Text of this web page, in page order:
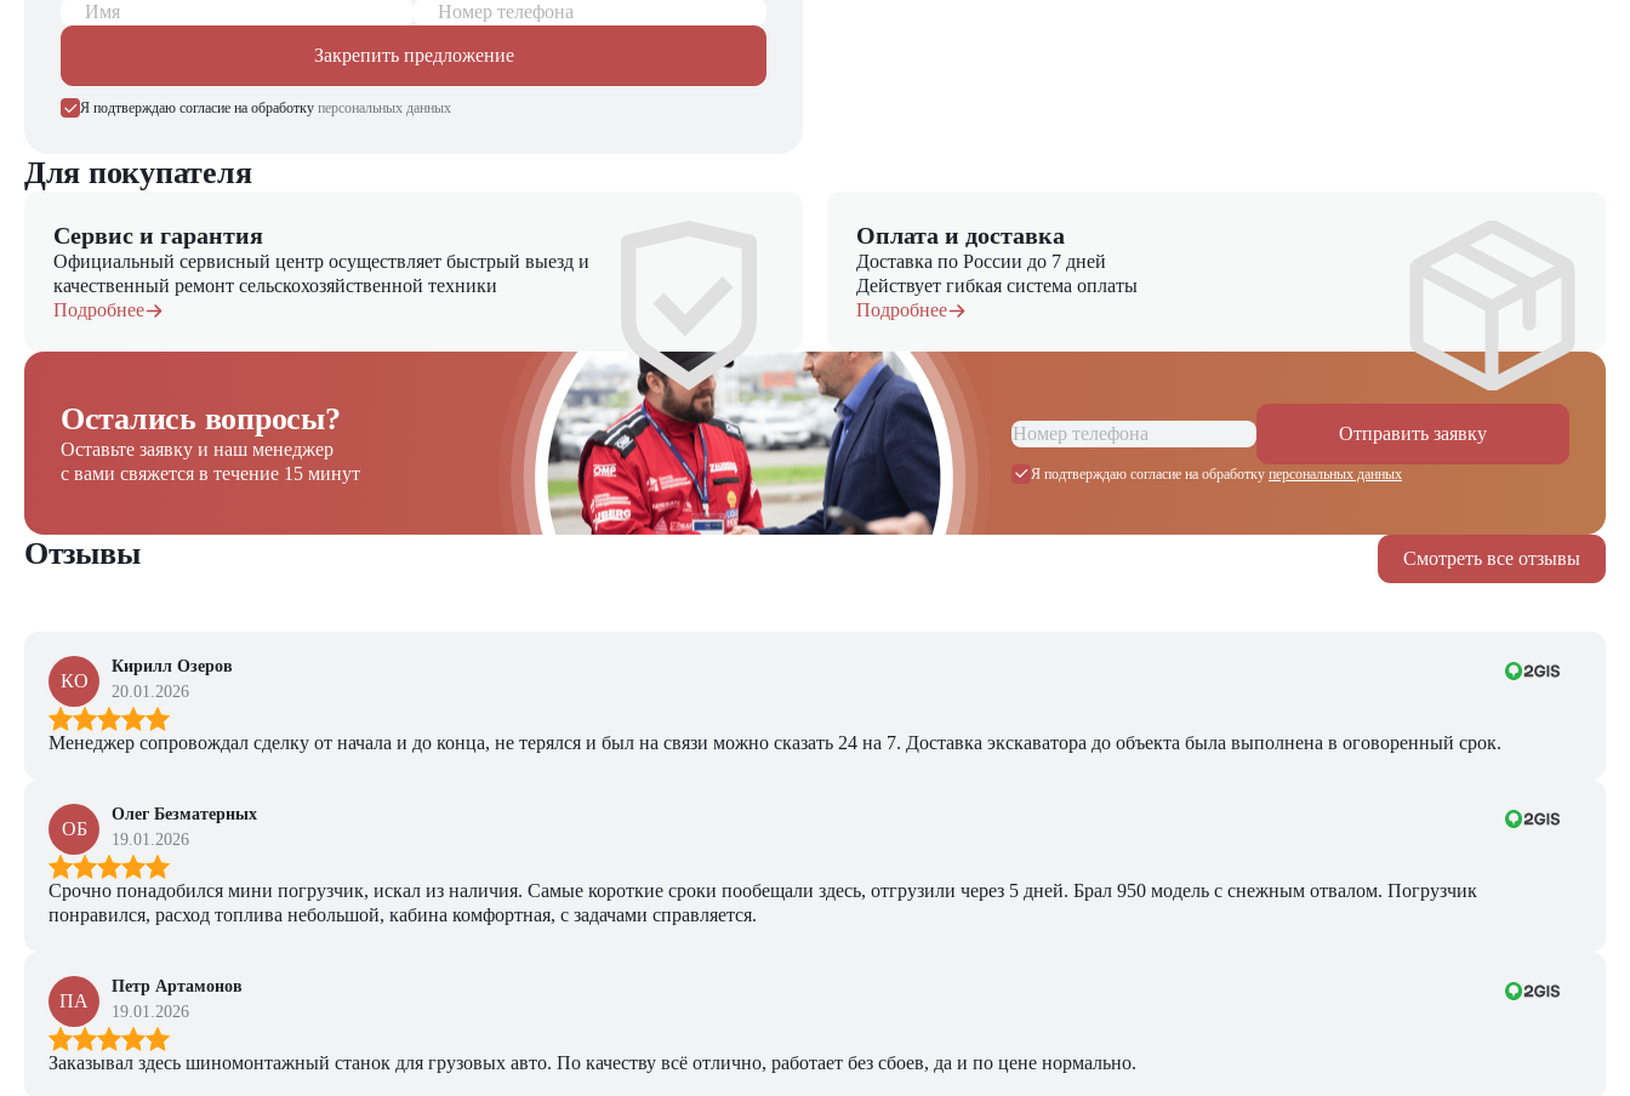
Имя
Номер телефона
Закрепить предложение
Я подтверждаю согласие на обработку персональных данных
Для покупателя
Сервис и гарантия
Официальный сервисный центр осуществляет быстрый выезд и
качественный ремонт сельскохозяйственной техники
Подробнее
Оплата и доставка
Доставка по России до 7 дней
Действует гибкая система оплаты
Подробнее
Остались вопросы?
Оставьте заявку и наш менеджер
с вами свяжется в течение 15 минут
Отправить заявку
Я подтверждаю согласие на обработку персональных данных
Смотреть все отзывы
Отзывы
КО
Кирилл Озеров
20.01.2026
Менеджер сопровождал сделку от начала и до конца, не терялся и был на связи можно сказать 24 на 7. Доставка экскаватора до объекта была выполнена в оговоренный срок.
ОБ
Олег Безматерных
19.01.2026
Срочно понадобился мини погрузчик, искал из наличия. Самые короткие сроки пообещали здесь, отгрузили через 5 дней. Брал 950 модель с снежным отвалом. Погрузчик
понравился, расход топлива небольшой, кабина комфортная, с задачами справляется.
ПА
Петр Артамонов
19.01.2026
Заказывал здесь шиномонтажный станок для грузовых авто. По качеству всё отлично, работает без сбоев, да и по цене нормально.